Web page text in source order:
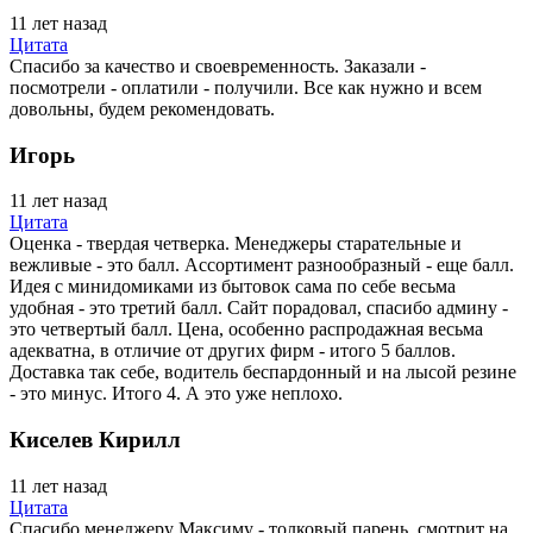
11 лет назад
Цитата
Спасибо за качество и своевременность. Заказали -
посмотрели - оплатили - получили. Все как нужно и всем
довольны, будем рекомендовать.
Игорь
11 лет назад
Цитата
Оценка - твердая четверка. Менеджеры старательные и
вежливые - это балл. Ассортимент разнообразный - еще балл.
Идея с минидомиками из бытовок сама по себе весьма
удобная - это третий балл. Сайт порадовал, спасибо админу -
это четвертый балл. Цена, особенно распродажная весьма
адекватна, в отличие от других фирм - итого 5 баллов.
Доставка так себе, водитель беспардонный и на лысой резине
- это минус. Итого 4. А это уже неплохо.
Киселев Кирилл
11 лет назад
Цитата
Спасибо менеджеру Максиму - толковый парень, смотрит на